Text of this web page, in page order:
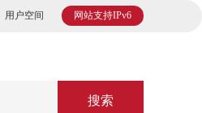
网站支持IPv6
用户空间
搜索